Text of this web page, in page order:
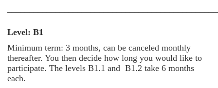
Level: B1
Minimum term: 3 months, can be canceled monthly
thereafter. You then decide how long you would like to
participate. The levels B1.1 and B1.2 take 6 months
each.